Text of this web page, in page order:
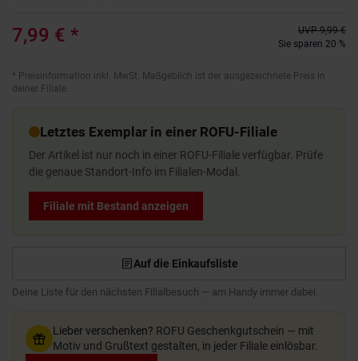
7,99 € * UVP 9,99 €
Sie sparen 20 %
* Preisinformation inkl. MwSt. Maßgeblich ist der ausgezeichnete Preis in
deiner Filiale.
Letztes Exemplar in einer ROFU-Filiale
Der Artikel ist nur noch in einer ROFU-Filiale verfügbar. Prüfe
die genaue Standort-Info im Filialen-Modal.
Filiale mit Bestand anzeigen
Auf die Einkaufsliste
Deine Liste für den nächsten Filialbesuch — am Handy immer dabei.
Lieber verschenken? ROFU Geschenkgutschein — mit
Motiv und Grußtext gestalten, in jeder Filiale einlösbar.